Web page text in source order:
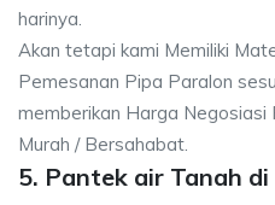
harinya.
Akan tetapi kami Memiliki
Pemesanan Pipa Paralon
memberikan Harga
Murah / Bersahabat.
5. Pantek air Tanah